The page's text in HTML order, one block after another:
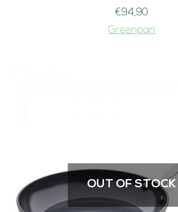
€94,90
Greenpan
OUT OF STOCK